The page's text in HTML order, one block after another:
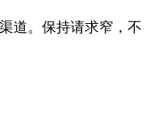
道。保持请求窄，不